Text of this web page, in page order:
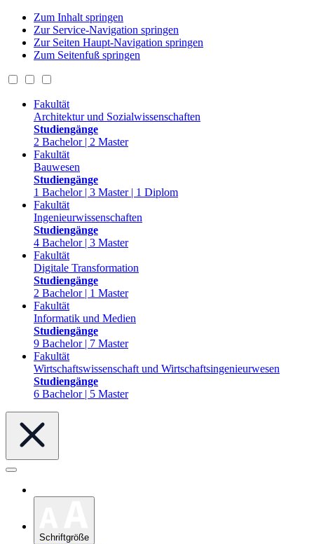
Zum Inhalt springen
Zur Service-Navigation springen
Zur Seiten Haupt-Navigation springen
Zum Seitenfuß springen
Fakultät
Architektur und Sozialwissenschaften
Studiengänge
2 Bachelor | 2 Master
Fakultät
Bauwesen
Studiengänge
1 Bachelor | 3 Master | 1 Diplom
Fakultät
Ingenieurwissenschaften
Studiengänge
4 Bachelor | 3 Master
Fakultät
Digitale Transformation
Studiengänge
2 Bachelor | 1 Master
Fakultät
Informatik und Medien
Studiengänge
9 Bachelor | 7 Master
Fakultät
Wirtschaftswissenschaft und Wirtschaftsingenieurwesen
Studiengänge
6 Bachelor | 5 Master
Schriftgröße